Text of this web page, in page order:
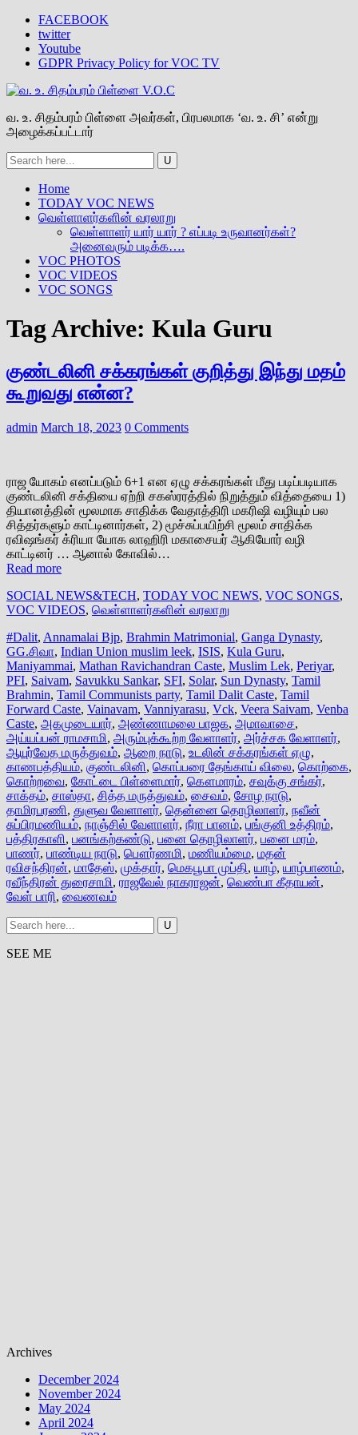
FACEBOOK
twitter
Youtube
GDPR Privacy Policy for VOC TV
வ. உ. சிதம்பரம் பிள்ளை அவர்கள், பிரபலமாக ‘வ. உ. சி’ என்று
அழைக்கப்பட்டார்
Home
TODAY VOC NEWS
வெள்ளாளர்களின் வரலாறு
வெள்ளாளர் யார் யார் ? எப்படி உருவானர்கள்?
அனைவரும் படிக்க….
VOC PHOTOS
VOC VIDEOS
VOC SONGS
Tag Archive: Kula Guru
குண்டலினி சக்கரங்கள் குறித்து இந்து மதம்
கூறுவது என்ன?
admin March 18, 2023 0 Comments
ராஜ யோகம் எனப்படும் 6+1 என ஏழு சக்கரங்கள் மீது படிப்படியாக
குண்டலினி சக்தியை ஏற்றி சகஸ்ரரத்தில் நிறுத்தும் வித்தையை 1)
தியானத்தின் மூலமாக சாதிக்க வேதாத்திரி மகரிஷி வழியும் பல
சித்தர்களும் காட்டினார்கள், 2) மூச்சுப்பயிற்சி மூலம் சாதிக்க
ரவிஷங்கர் க்ரியா யோக லாஹிரி மகாசையர் ஆகியோர் வழி
காட்டினர் … ஆனால் கோவில்…
Read more
SOCIAL NEWS&TECH, TODAY VOC NEWS, VOC SONGS,
VOC VIDEOS, வெள்ளாளர்களின் வரலாறு
#Dalit, Annamalai Bjp, Brahmin Matrimonial, Ganga Dynasty,
GG.சிவா, Indian Union muslim leek, ISIS, Kula Guru,
Maniyammai, Mathan Ravichandran Caste, Muslim Lek, Periyar,
PFI, Saivam, Savukku Sankar, SFI, Solar, Sun Dynasty, Tamil
Brahmin, Tamil Communists party, Tamil Dalit Caste, Tamil
Forward Caste, Vainavam, Vanniyarasu, Vck, Veera Saivam, Venba
Caste, அகமுடையார், அண்ணாமலை பாஜக, அமாவாசை,
அய்யப்பன் ராமசாமி, அரும்புக்கூற்ற வேளாளர், அர்ச்சக வேளாளர்,
ஆயுர்வேத மருத்துவம், ஆறை நாடு, உடலின் சக்கரங்கள் ஏழு,
காணபத்தியம், குண்டலினி, கொப்பரை தேங்காய் விலை, கொற்கை,
கொற்றவை, கோட்டை பிள்ளைமார், கௌமாரம், சவுக்கு சங்கர்,
சாக்தம், சாஸ்தா, சித்த மருத்துவம், சைவம், சோழ நாடு,
தாமிரபரணி, துளுவ வேளாளர், தென்னை தொழிலாளர், நவீன்
சுப்பிரமணியம், நாஞ்சில் வேளாளர், நீரா பானம், பங்குனி உத்திரம்,
பத்திரகாளி, பனங்கற்கண்டு, பனை தொழிலாளர், பனை மரம்,
பாணர், பாண்டிய நாடு, பௌர்ணமி, மணியம்மை, மதன்
ரவிசந்திரன், மாதேஸ், முக்தார், மெகபூபா முப்தி, யாழ், யாழ்பாணம்,
ரவீந்திரன் துரைசாமி, ராஜவேல் நாகராஜன், வெண்பா கீதாயன்,
வேள் பாரி, வைணவம்
SEE ME
Archives
December 2024
November 2024
May 2024
April 2024